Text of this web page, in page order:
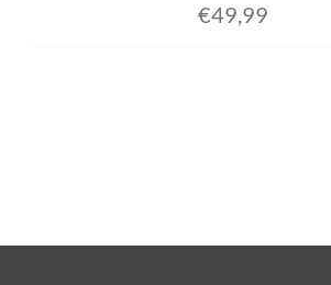
€49,99
ADD TO CART